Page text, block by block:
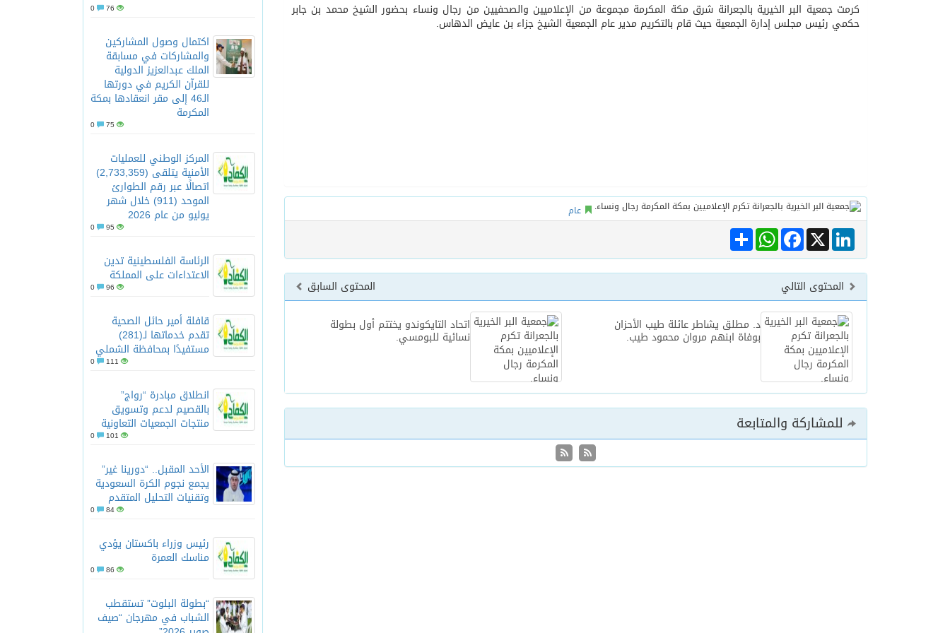
76
اكتمال وصول المشاركين
والمشاركات في مسابقة
الملك عبدالعزيز الدولية
للقرآن الكريم في دورتها
الـ46 إلى مقر انعقادها بمكة
المكرمة
75
المركز الوطني للعمليات
الأمنية يتلقى (2,733,359)
اتصالًا عبر رقم الطوارئ
الموحد (911) خلال شهر
يوليو من عام 2026
95
الرئاسة الفلسطينية تدين
الاعتداءات على المملكة
96
قافلة أمير حائل الصحية
تقدم خدماتها لـ(281)
مستفيدًا بمحافظة الشملي
111
انطلاق مبادرة “رواج”
بالقصيم لدعم وتسويق
منتجات الجمعيات التعاونية
101
الأحد المقبل.. “دورينا غير”
يجمع نجوم الكرة السعودية
وتقنيات التحليل المتقدم
84
رئيس وزراء باكستان يؤدي
مناسك العمرة
86
“بطولة البلوت” تستقطب
الشباب في مهرجان “صيف
كرمت جمعية البر الخيرية بالجعرانة شرق مكة المكرمة مجموعة من الإعلاميين والصحفيين من رجال ونساء بحضور الشيخ محمد بن جابر
حكمي رئيس مجلس إدارة الجمعية حيث قام بالتكريم مدير عام الجمعية الشيخ جزاء بن عايض الدهاس.
عام
Share
WhatsAppFacebook X
LinkedIn
المحتوى السابق
المحتوى التالي
اتحاد التايكوندو يختتم أول بطولة
نسائية للبومسي.
د. مطلق يشاطر عائلة طيب الأحزان
بوفاة ابنهم مروان محمود طيب.
للمشاركة والمتابعة